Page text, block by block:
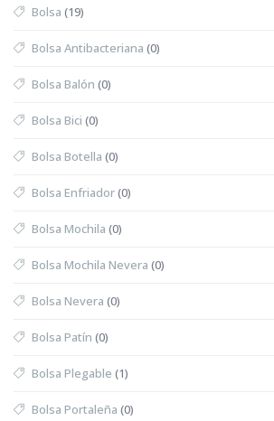
Bolsa (19)
Bolsa Antibacteriana (0)
Bolsa Balón (0)
Bolsa Bici (0)
Bolsa Botella (0)
Bolsa Enfriador(0)
Bolsa Mochila (0)
Bolsa Mochila Nevera (0)
Bolsa Nevera (0)
Bolsa Patín (0)
Bolsa Plegable (1)
Bolsa Portaleña (0)